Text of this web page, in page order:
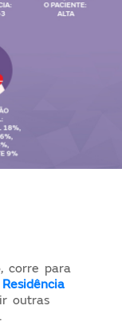
corre para
outras
.